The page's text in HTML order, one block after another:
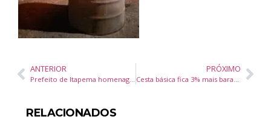
ANTERIOR
Prefeito de Itapema homenageia Tropeiros do Litoral após título nacional no Festival de Dança de Joinville
PRÓXIMO
Cesta básica fica 3% mais barata em Itajaí no mês de agosto, aponta Procon
RELACIONADOS